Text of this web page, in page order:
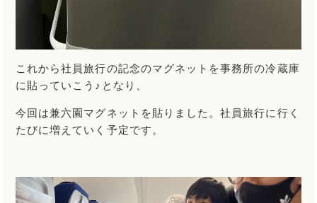
これから社員旅行の記念のマグネットを事務所の冷蔵庫
に貼っていこう♪となり、
今回は兼六園マグネットを貼りました。社員旅行に行く
たびに増えていく予定です。